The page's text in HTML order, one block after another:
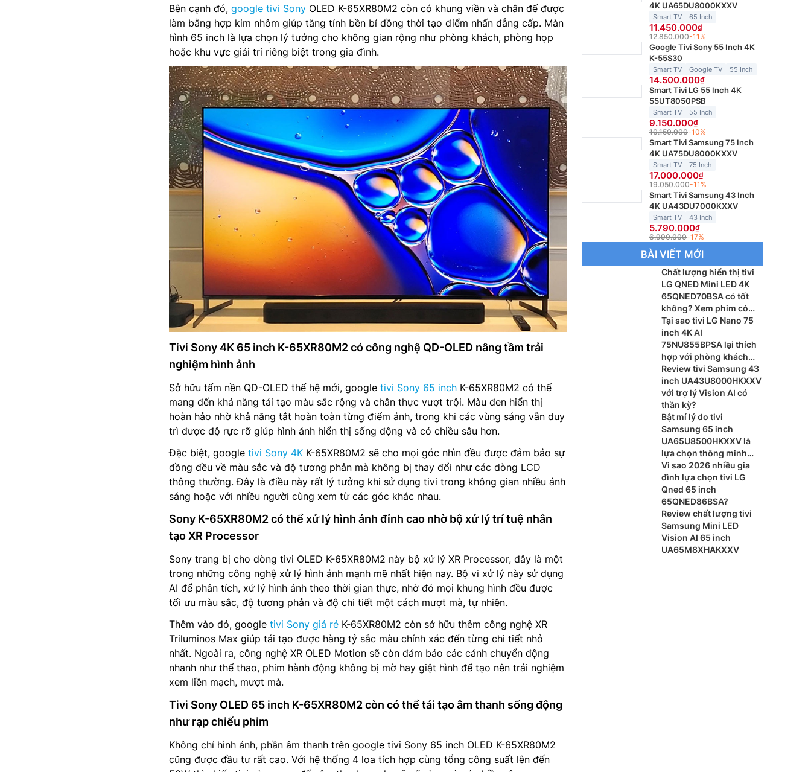
Bên cạnh đó, google tivi Sony OLED K-65XR80M2 còn có khung viền và chân đế được
làm bằng hợp kim nhôm giúp tăng tính bền bỉ đồng thời tạo điểm nhấn đẳng cấp. Màn
hình 65 inch là lựa chọn lý tưởng cho không gian rộng như phòng khách, phòng họp
hoặc khu vực giải trí riêng biệt trong gia đình.
Tivi Sony 4K 65 inch K-65XR80M2 có công nghệ QD-OLED nâng tầm trải
nghiệm hình ảnh
Sở hữu tấm nền QD-OLED thế hệ mới, google tivi Sony 65 inch K-65XR80M2 có thể
mang đến khả năng tái tạo màu sắc rộng và chân thực vượt trội. Màu đen hiển thị
hoàn hảo nhờ khả năng tắt hoàn toàn từng điểm ảnh, trong khi các vùng sáng vẫn duy
trì được độ rực rỡ giúp hình ảnh hiển thị sống động và có chiều sâu hơn.
Đặc biệt, google tivi Sony 4K K-65XR80M2 sẽ cho mọi góc nhìn đều được đảm bảo sự
đồng đều về màu sắc và độ tương phản mà không bị thay đổi như các dòng LCD
thông thường. Đây là điều này rất lý tưởng khi sử dụng tivi trong không gian nhiều ánh
sáng hoặc với nhiều người cùng xem từ các góc khác nhau.
Sony K-65XR80M2 có thể xử lý hình ảnh đỉnh cao nhờ bộ xử lý trí tuệ nhân
tạo XR Processor
Sony trang bị cho dòng tivi OLED K-65XR80M2 này bộ xử lý XR Processor, đây là một
trong những công nghệ xử lý hình ảnh mạnh mẽ nhất hiện nay. Bộ vi xử lý này sử dụng
AI để phân tích, xử lý hình ảnh theo thời gian thực, nhờ đó mọi khung hình đều được
tối ưu màu sắc, độ tương phản và độ chi tiết một cách mượt mà, tự nhiên.
Thêm vào đó, google tivi Sony giá rẻ K-65XR80M2 còn sở hữu thêm công nghệ XR
Triluminos Max giúp tái tạo được hàng tỷ sắc màu chính xác đến từng chi tiết nhỏ
nhất. Ngoài ra, công nghệ XR OLED Motion sẽ còn đảm bảo các cảnh chuyển động
nhanh như thể thao, phim hành động không bị mờ hay giật hình để tạo nên trải nghiệm
xem liền mạch, mượt mà.
Tivi Sony OLED 65 inch K-65XR80M2 còn có thể tái tạo âm thanh sống động
như rạp chiếu phim
Không chỉ hình ảnh, phần âm thanh trên google tivi Sony 65 inch OLED K-65XR80M2
cũng được đầu tư rất cao. Với hệ thống 4 loa tích hợp cùng tổng công suất lên đến
4K UA65DU8000KXXV
Smart TV 65 Inch
11.450.000
12.850.000-11%
Google Tivi Sony 55 Inch 4K
K-55S30
Smart TV Google TV 55 Inch
14.500.000
Smart Tivi LG 55 Inch 4K
55UT8050PSB
Smart TV 55 Inch
9.150.000
10.150.000-10%
Smart Tivi Samsung 75 Inch
4K UA75DU8000KXXV
Smart TV 75 Inch
17.000.000
19.050.000-11%
Smart Tivi Samsung 43 Inch
4K UA43DU7000KXXV
Smart TV 43 Inch
5.790.000
6.990.000-17%
BÀI VIẾT MỚI
Chất lượng hiển thị tivi
LG QNED Mini LED 4K
65QNED70BSA có tốt
không? Xem phim có
sắc nét?
Tại sao tivi LG Nano 75
inch 4K AI
75NU855BPSA lại thích
hợp với phòng khách
lớn?
Review tivi Samsung 43
inch UA43U8000HKXXV
với trợ lý Vision AI có
thần kỳ?
Bật mí lý do tivi
Samsung 65 inch
UA65U8500HKXXV là
lựa chọn thông minh
cho phòng khách
Vì sao 2026 nhiều gia
đình lựa chọn tivi LG
Qned 65 inch
65QNED86BSA?
Review chất lượng tivi
Samsung Mini LED
Vision AI 65 inch
UA65M8XHAKXXV